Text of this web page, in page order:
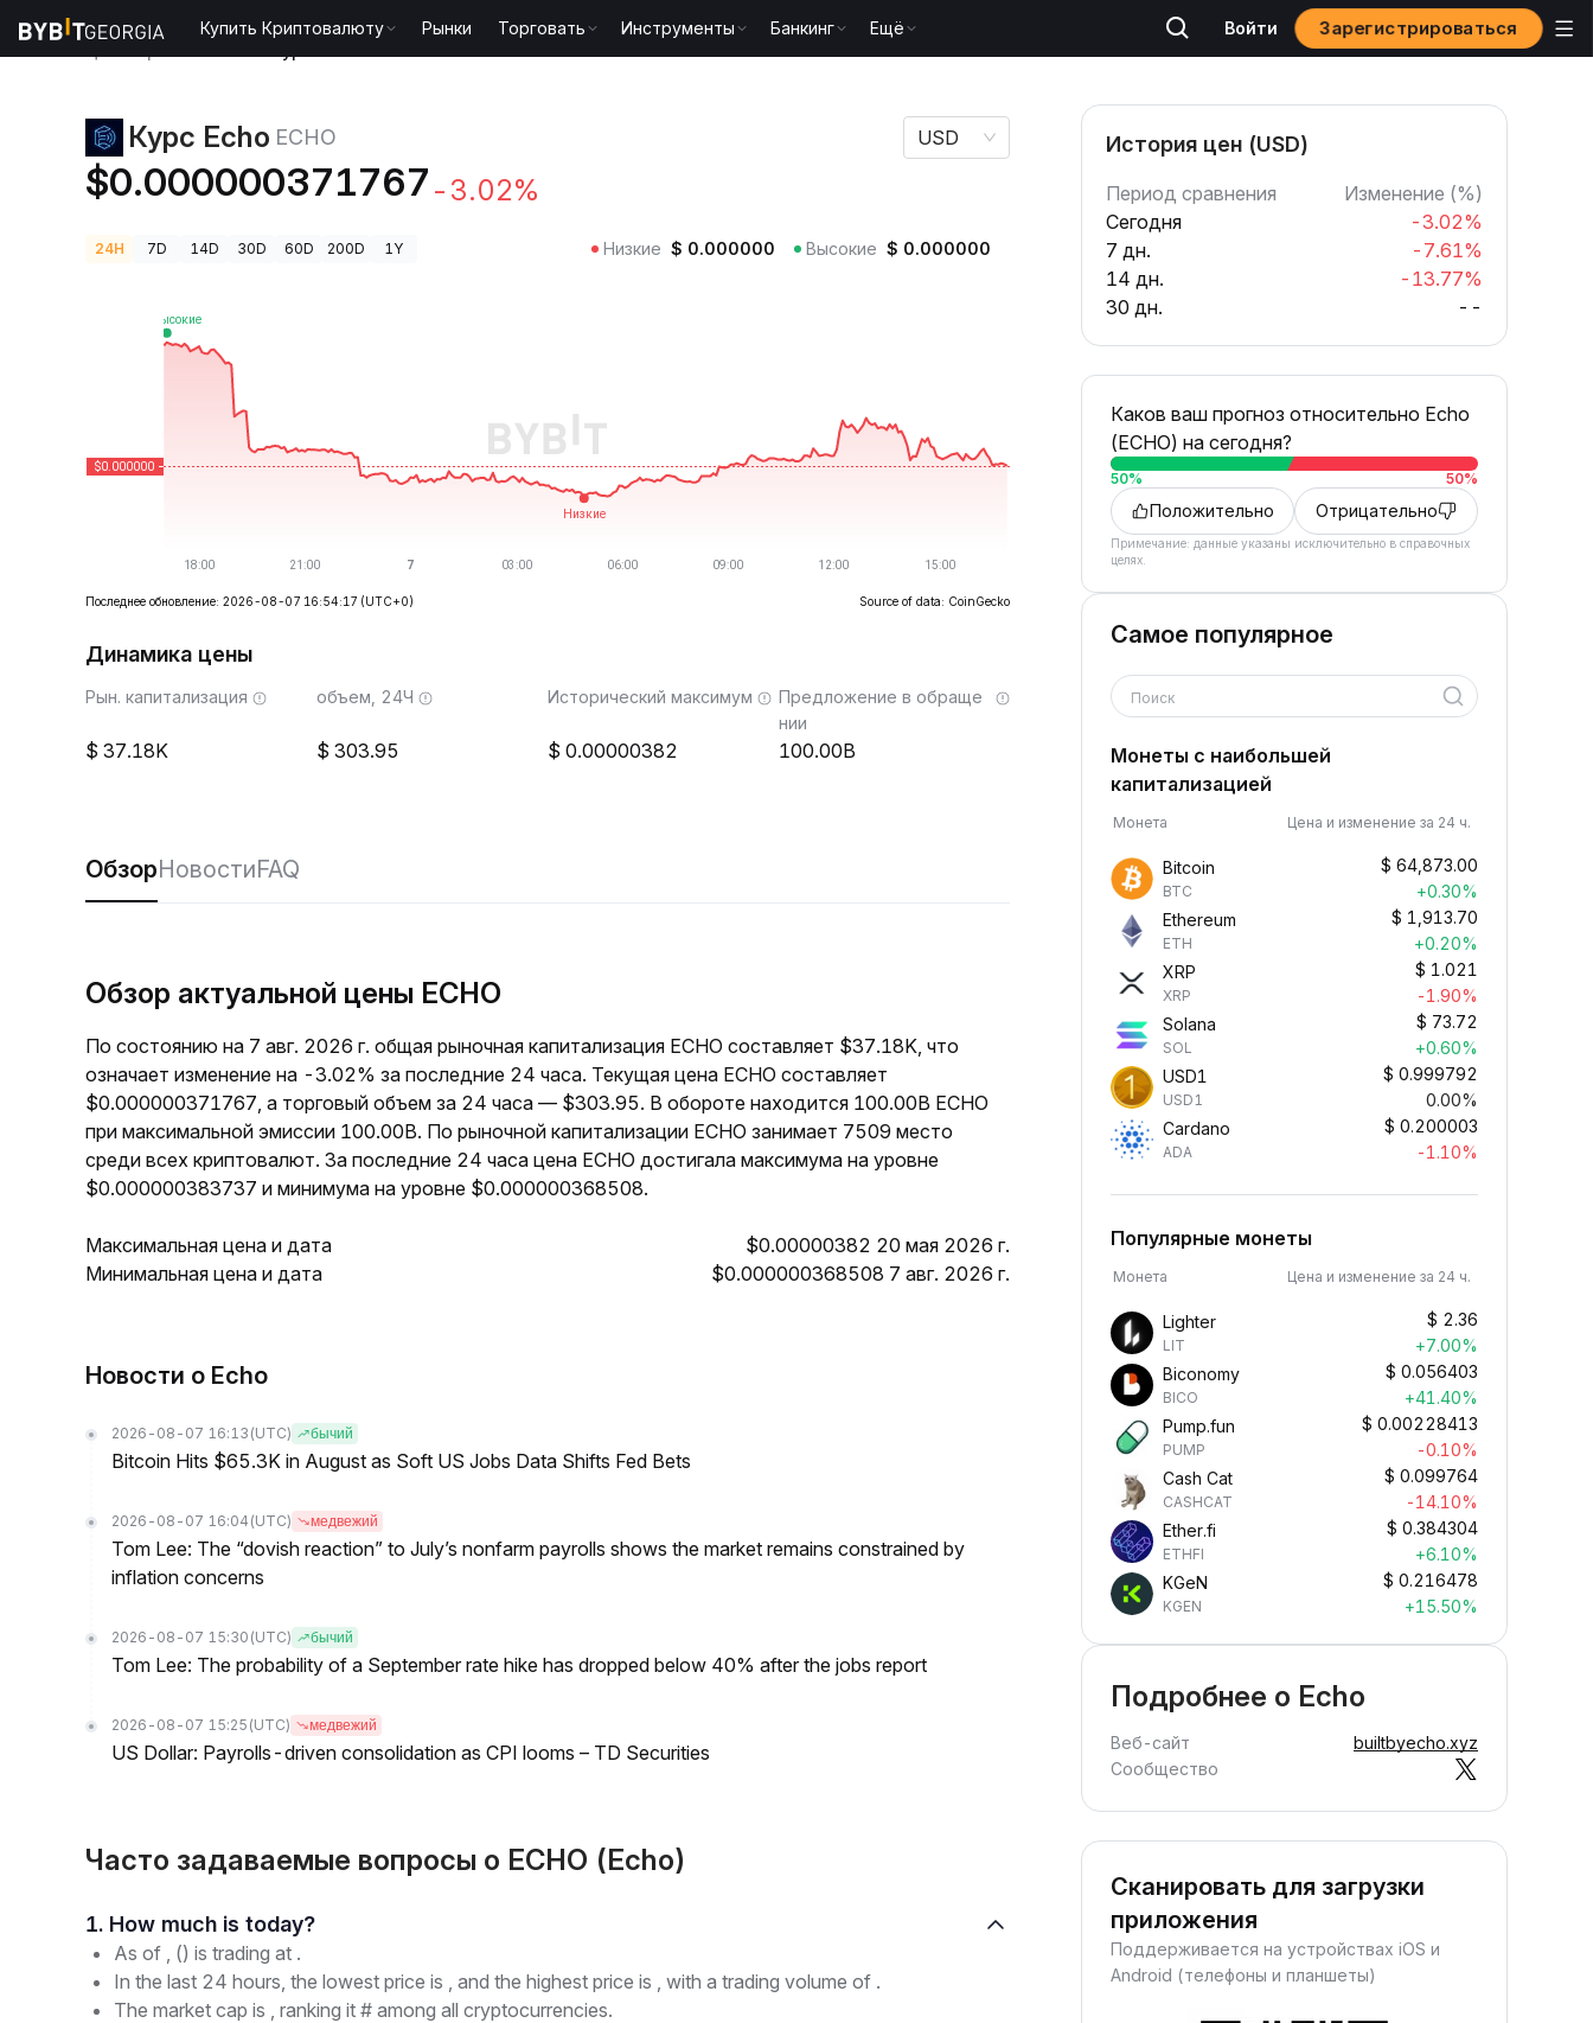
Купить Криптовалюту Рынки Торговать Инструменты Банкинг Ещё Войти Зарегистрироваться
Курс Echo ECHO
$0.000000371767 -3.02%
USD
24H 7D 14D 30D 60D 200D 1Y Низкие $ 0.000000 Высокие $ 0.000000
Последнее обновление: 2026-08-07 16:54:17 (UTC+0) Source of data: CoinGecko
Динамика цены
Рын. капитализация
37.18K
объем, 24Ч
303.95
Исторический максимум
0.00000382
Предложение в обраще
нии
100.00B
ОбзорНовостиFAQ
Обзор актуальной цены ECHO
По состоянию на 7 авг. 2026 г. общая рыночная капитализация ECHO составляет $37.18K, что
означает изменение на -3.02% за последние 24 часа. Текущая цена ECHO составляет
$0.000000371767, а торговый объем за 24 часа — $303.95. В обороте находится 100.00B ECHO
при максимальной эмиссии 100.00B. По рыночной капитализации ECHO занимает 7509 место
среди всех криптовалют. За последние 24 часа цена ECHO достигала максимума на уровне
$0.000000383737 и минимума на уровне $0.000000368508.
Максимальная цена и дата
$0.00000382 20 мая 2026 г.
Минимальная цена и дата
$0.000000368508 7 авг. 2026 г.
Новости о Echo
2026-08-07 16:13 (UTC) бычий
Bitcoin Hits $65.3K in August as Soft US Jobs Data Shifts Fed Bets
2026-08-07 16:04 (UTC) медвежий
Tom Lee: The “dovish reaction” to July’s nonfarm payrolls shows the market remains constrained by
inflation concerns
2026-08-07 15:30 (UTC) бычий
Tom Lee: The probability of a September rate hike has dropped below 40% after the jobs report
2026-08-07 15:25 (UTC) медвежий
US Dollar: Payrolls-driven consolidation as CPI looms – TD Securities
Часто задаваемые вопросы о ECHO (Echo)
1. How much is today?
As of , () is trading at .
In the last 24 hours, the lowest price is , and the highest price is , with a trading volume of .
The market cap is , ranking it # among all cryptocurrencies.
История цен (USD)
Период сравнения
Изменение (%)
Сегодня
-3.02%
7 дн.
-7.61%
14 дн.
-13.77%
30 дн.
--
Каков ваш прогноз относительно Echo
(ECHO) на сегодня?
50% 50%
Положительно Отрицательно
Примечание: данные указаны исключительно в справочных
целях.
Самое популярное
Поиск
Монеты с наибольшей
капитализацией
Монета Цена и изменение за 24 ч.
Bitcoin
BTC
$ 64,873.00
+0.30%
Ethereum
ETH
$ 1,913.70
+0.20%
XRP
XRP
$ 1.021
-1.90%
Solana
SOL
$ 73.72
+0.60%
USD1
USD1
$ 0.999792
0.00%
Cardano
ADA
$ 0.200003
-1.10%
Популярные монеты
Монета Цена и изменение за 24 ч.
Lighter
LIT
$ 2.36
+7.00%
Biconomy
BICO
$ 0.056403
+41.40%
Pump.fun
PUMP
$ 0.00228413
-0.10%
Cash Cat
CASHCAT
$ 0.099764
-14.10%
Ether.fi
ETHFI
$ 0.384304
+6.10%
KGeN
KGEN
$ 0.216478
+15.50%
Подробнее о Echo
Веб-сайт
builtbyecho.xyz
Сообщество
Сканировать для загрузки
приложения
Поддерживается на устройствах iOS и
Android (телефоны и планшеты)